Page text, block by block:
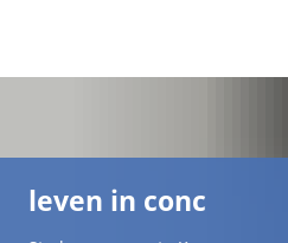
leven in conc